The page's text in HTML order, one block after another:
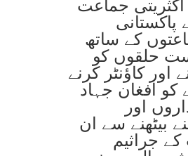
جماعت
پاکستانی
کے ساتھ
حلقوں کو
کاؤنٹر کرنے
کو افغان جہاد
اور
بیٹھنے سے ان
کے جراثیم